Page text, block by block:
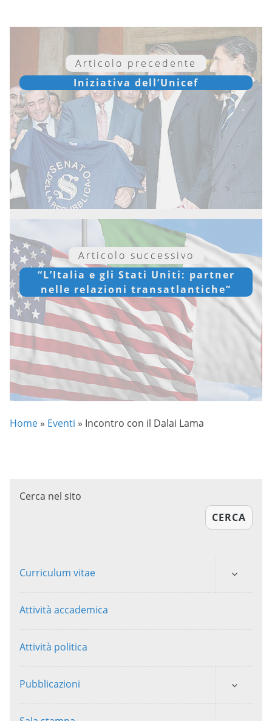
Articolo precedente
Iniziativa dell’Unicef
Articolo successivo
“L’Italia e gli Stati Uniti: partner
nelle relazioni transatlantiche”
Home » Eventi » Incontro con il Dalai Lama
Cerca nel sito
CERCA
Curriculum vitae
Attività accademica
Attività politica
Pubblicazioni